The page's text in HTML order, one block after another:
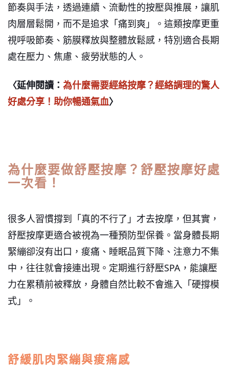
節奏與手法，透過連續、流動性的按壓與推展，讓肌
肉層層鬆開，而不是追求「痛到爽」。這類按摩更重
視呼吸節奏、筋膜釋放與整體放鬆感，特別適合長期
處在壓力、焦慮、疲勞狀態的人。
〈延伸閱讀： 為什麼需要經絡按摩？經絡調理的驚人
好處分享！助你暢通氣血〉
為什麼要做舒壓按摩？舒壓按摩好處
一次看！
很多人習慣撐到「真的不行了」才去按摩，但其實，
舒壓按摩更適合被視為一種預防型保養。當身體長期
緊繃卻沒有出口，痠痛、睡眠品質下降、注意力不集
中，往往就會接連出現。定期進行舒壓SPA，能讓壓
力在累積前被釋放，身體自然比較不會進入「硬撐模
式」。
舒緩肌肉緊繃與痠痛感